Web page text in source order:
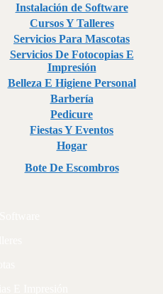
Instalación de Software
Cursos Y Talleres
Servicios Para Mascotas
Servicios De Fotocopias E
Impresión
Belleza E Higiene Personal
Barbería
Pedicure
Fiestas Y Eventos
Hogar
Bote De Escombros